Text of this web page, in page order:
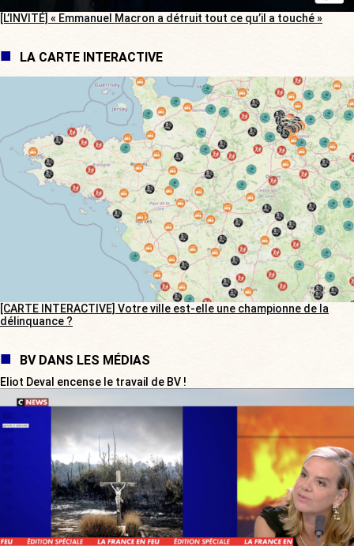
[L’INVITÉ] « Emmanuel Macron a détruit tout ce qu’il a touché »
LA CARTE INTERACTIVE
[CARTE INTERACTIVE] Votre ville est-elle une championne de la
délinquance ?
BV DANS LES MÉDIAS
Eliot Deval encense le travail de BV !